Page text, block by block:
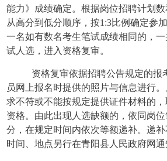
能力》成绩确定。根据岗位招聘计划
从高分到低分顺序，按1:3比例确定参
一名如有数名考生笔试成绩相同的，
试人选，进入资格复审。
资格复审依据招聘公告规定的报
员网上报名时提供的照片与信息进行
求不符或不能按规定提供证件材料的
资格。由此出现人选缺额的，依同岗
分，在规定时间内依次等额递补。递补
时间、地点另行在青阳县人民政府网通